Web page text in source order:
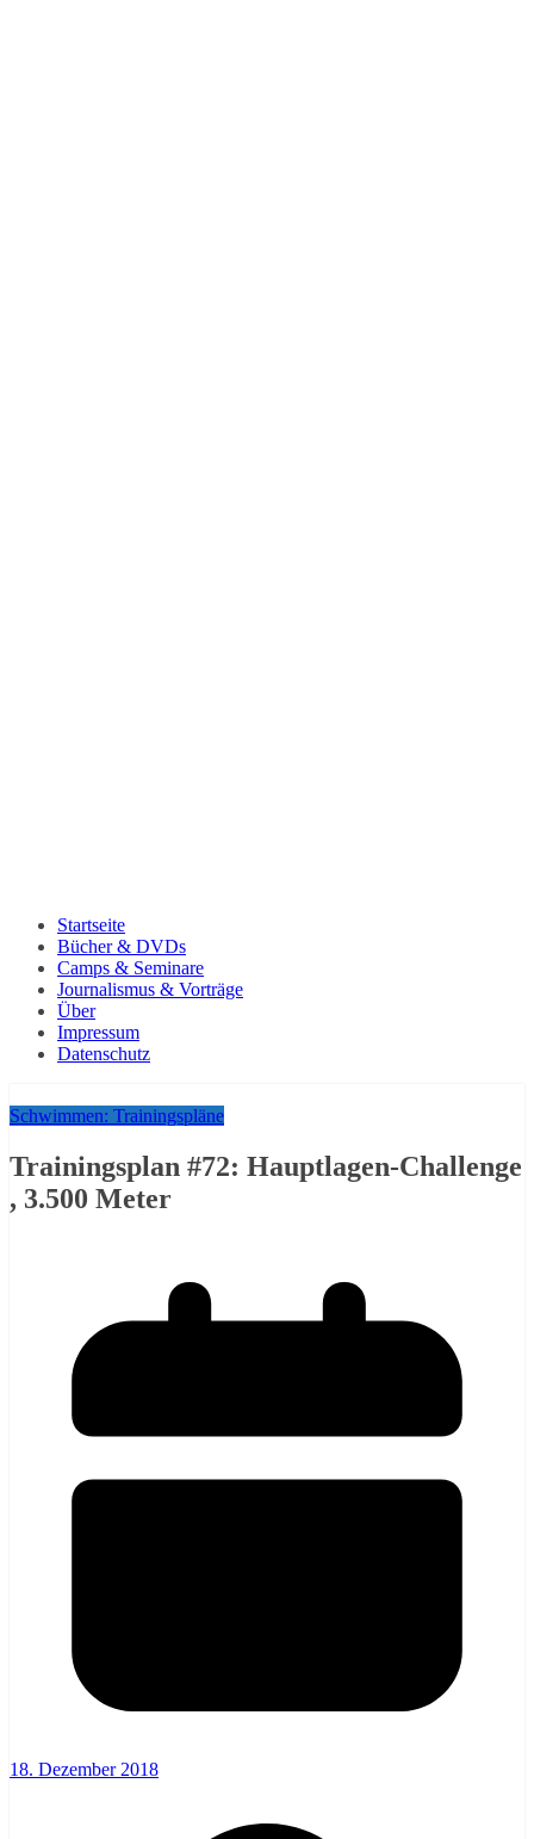
Startseite
Bücher & DVDs
Camps & Seminare
Journalismus & Vorträge
Über
Impressum
Datenschutz
Schwimmen: Trainingspläne
Trainingsplan #72: Hauptlagen-Challenge
, 3.500 Meter
18. Dezember 2018